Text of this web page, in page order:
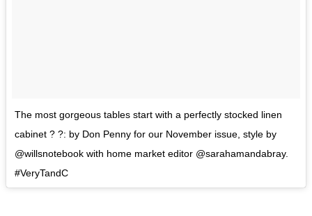
The most gorgeous tables start with a perfectly stocked linen
cabinet ? ?: by Don Penny for our November issue, style by
@willsnotebook with home market editor @sarahamandabray.
#VeryTandC